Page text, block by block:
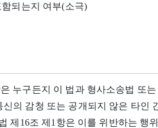
함되는지 여부(소극)
누구든지 이 법과 형사소송법 또
신의 감청 또는 공개되지 않은 타인
제16조 제1항은 이를 위반하는 행